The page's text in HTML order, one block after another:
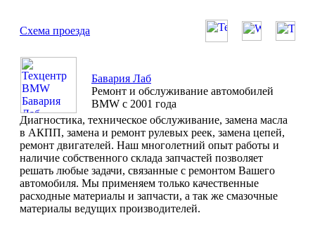
Схема проезда
Бавария Лаб
Ремонт и обслуживание автомобилей
BMW с 2001 года
Диагностика, техническое обслуживание, замена масла
в АКПП, замена и ремонт рулевых реек, замена цепей,
ремонт двигателей. Наш многолетний опыт работы и
наличие собственного склада запчастей позволяет
решать любые задачи, связанные с ремонтом Вашего
автомобиля. Мы применяем только качественные
расходные материалы и запчасти, а так же смазочные
материалы ведущих производителей.